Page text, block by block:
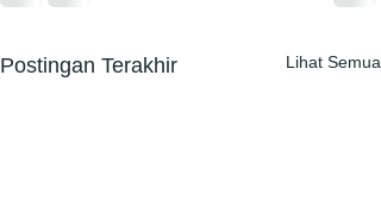
Postingan Terakhir Lihat Semua